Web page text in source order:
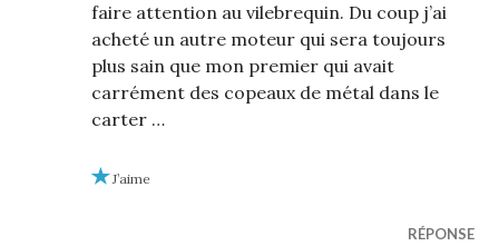
faire attention au vilebrequin. Du coup j’ai
acheté un autre moteur qui sera toujours
plus sain que mon premier qui avait
carrément des copeaux de métal dans le
carter …
J’aime
RÉPONSE